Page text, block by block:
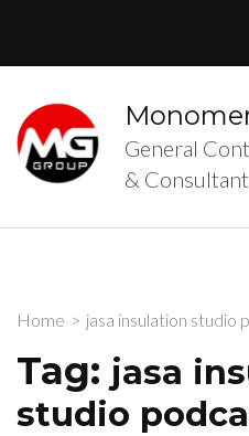
(Press
Enter)
General
& Consultant
Home > jasa insulation studio
Tag: jasa
studio